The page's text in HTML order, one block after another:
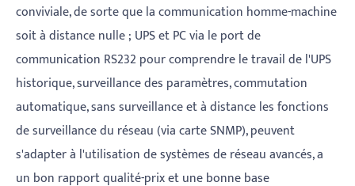
conviviale, de sorte que la communication homme-machine
soit à distance nulle ; UPS et PC via le port de
communication RS232 pour comprendre le travail de l'UPS
historique, surveillance des paramètres, commutation
automatique, sans surveillance et à distance les fonctions
de surveillance du réseau (via carte SNMP), peuvent
s'adapter à l'utilisation de systèmes de réseau avancés, a
un bon rapport qualité-prix et une bonne base